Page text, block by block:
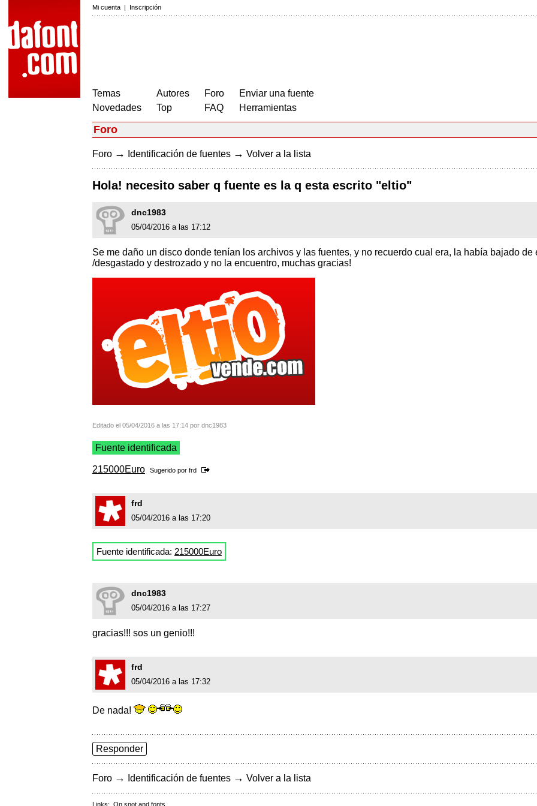
Mi cuenta | Inscripción
Temas
Novedades
Autores
Top
Foro
FAQ
Enviar una fuente
Herramientas
Foro
Foro → Identificación de fuentes → Volver a la lista
Hola! necesito saber q fuente es la q esta escrito "eltio"
dnc1983
05/04/2016 a las 17:12
Se me daño un disco donde tenían los archivos y las fuentes, y no recuerdo cual era, la había bajado
/desgastado y destrozado y no la encuentro, muchas gracias!
Editado el 05/04/2016 a las 17:14 por dnc1983
Fuente identificada
215000Euro Sugerido por frd
frd
05/04/2016 a las 17:20
Fuente identificada: 215000Euro
dnc1983
05/04/2016 a las 17:27
gracias!!! sos un genio!!!
frd
05/04/2016 a las 17:32
De nada!
Responder
Foro → Identificación de fuentes → Volver a la lista
Links: On snot and fonts